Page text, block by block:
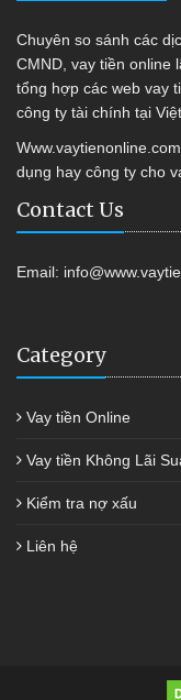
Chuyên so sánh các
CMND, vay tiền online
tổng hợp các web vay
công ty tài chính tại
dụng hay công ty cho
Contact Us
Email:
Category
Vay tiền Online
Vay tiền Không Lãi
Kiểm tra nợ xấu
Liên hệ